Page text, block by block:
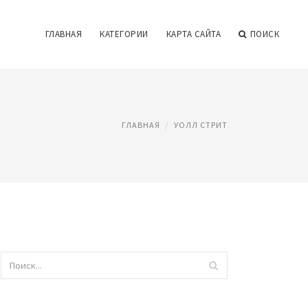
ГЛАВНАЯ КАТЕГОРИИ КАРТА САЙТА ПОИСК
ГЛАВНАЯ УОЛЛ СТРИТ